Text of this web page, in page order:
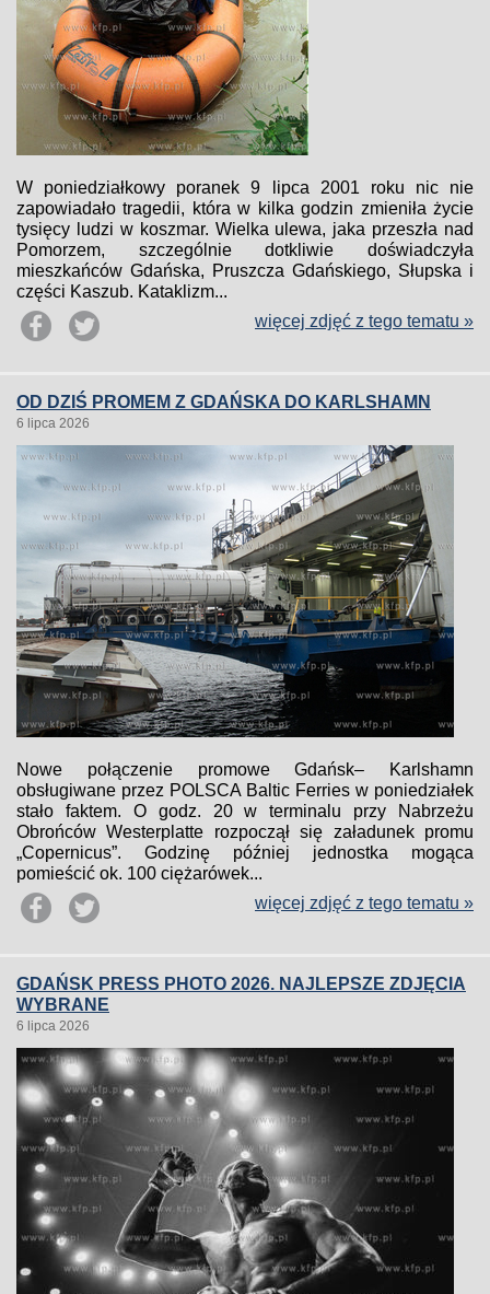
W poniedziałkowy poranek 9 lipca 2001 roku nic nie
zapowiadało tragedii, która w kilka godzin zmieniła życie
tysięcy ludzi w koszmar. Wielka ulewa, jaka przeszła nad
Pomorzem, szczególnie dotkliwie doświadczyła
mieszkańców Gdańska, Pruszcza Gdańskiego, Słupska i
części Kaszub. Kataklizm...
więcej zdjęć z tego tematu »
OD DZIŚ PROMEM Z GDAŃSKA DO KARLSHAMN
6 lipca 2026
Nowe połączenie promowe Gdańsk– Karlshamn
obsługiwane przez POLSCA Baltic Ferries w poniedziałek
stało faktem. O godz. 20 w terminalu przy Nabrzeżu
Obrońców Westerplatte rozpoczął się załadunek promu
„Copernicus”. Godzinę później jednostka mogąca
pomieścić ok. 100 ciężarówek...
więcej zdjęć z tego tematu »
GDAŃSK PRESS PHOTO 2026. NAJLEPSZE ZDJĘCIA
WYBRANE
6 lipca 2026